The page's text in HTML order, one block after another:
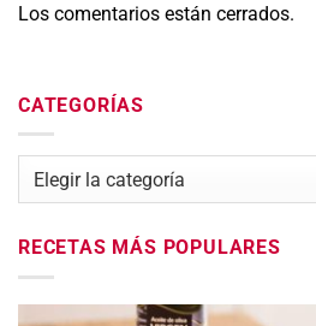
Los comentarios están cerrados.
CATEGORÍAS
Categorías
RECETAS MÁS POPULARES